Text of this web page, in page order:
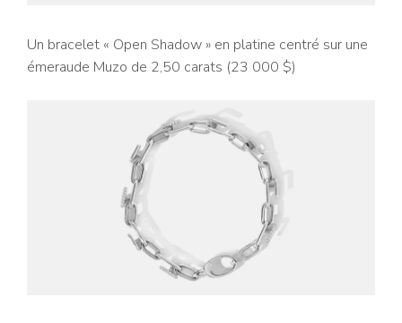
Un bracelet « Open Shadow » en platine centré sur une
émeraude Muzo de 2,50 carats (23 000 $)